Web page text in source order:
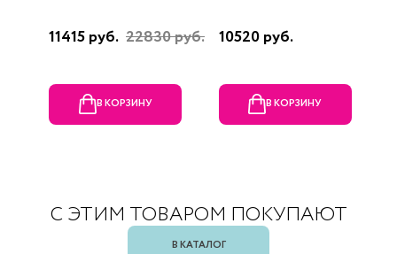
11415 руб. 22830 руб.
В КОРЗИНУ
10520 руб.
В КОРЗИНУ
С ЭТИМ ТОВАРОМ ПОКУПАЮТ
В КАТАЛОГ